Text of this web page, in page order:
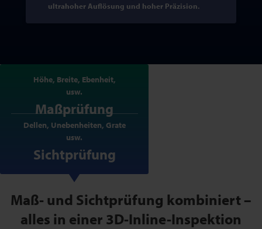
ultrahoher Auflösung und hoher Präzision.
Höhe, Breite, Ebenheit,
usw.
Maßprüfung
Dellen, Unebenheiten, Grate
usw.
Sichtprüfung
Maß- und Sichtprüfung kombiniert –
alles in einer 3D-Inline-Inspektion